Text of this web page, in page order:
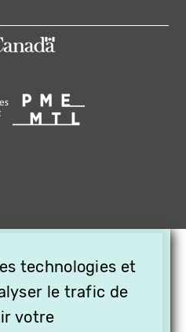
technologies et
le trafic de
votre
VIDÉO EN
VOS
VITHÈQUE !